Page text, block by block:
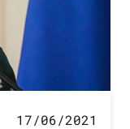
17/06/2021